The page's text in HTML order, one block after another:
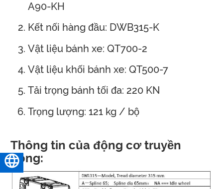
A90-KH
Kết nối hàng đầu: DWB315-K
Vật liệu bánh xe: QT700-2
Vật liệu khối bánh xe: QT500-7
Tải trọng bánh tối đa: 220 KN
Trọng lượng: 121 kg / bộ
Thông tin của động cơ truyền
động:
Tiếng Việt